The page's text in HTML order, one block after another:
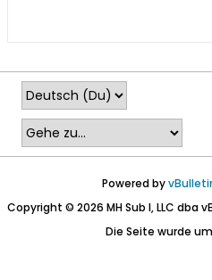
Powered by
Copyright © 2026 MH Sub I, LLC dba
Die Seite wurde